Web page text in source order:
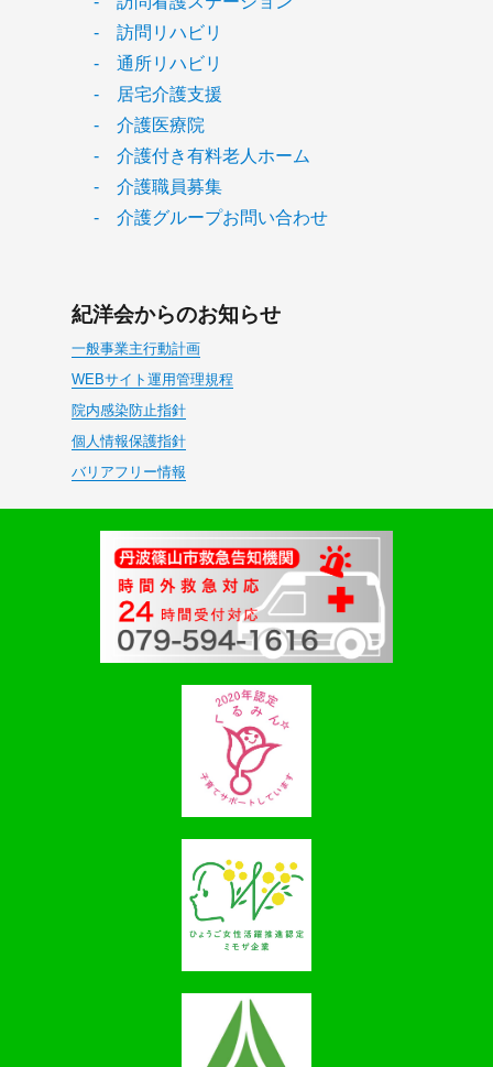
- 訪問リハビリ
- 通所リハビリ
- 居宅介護支援
- 介護医療院
- 介護付き有料老人ホーム
- 介護職員募集
- 介護グループお問い合わせ
紀洋会からのお知らせ
一般事業主行動計画
WEBサイト運用管理規程
院内感染防止指針
個人情報保護指針
バリアフリー情報